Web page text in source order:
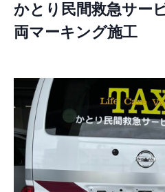
かとり民間救急サー
両マーキング施工